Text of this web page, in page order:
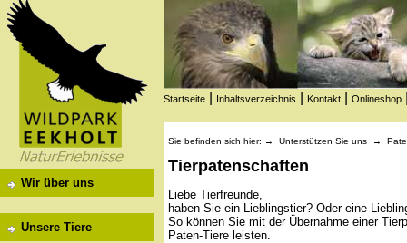
Startseite Inhaltsverzeichnis Kontakt Onlineshop
Wir über uns
Unsere Tiere
Sie befinden sich hier: → Unterstützen Sie uns →
Tierpatenschaften
Liebe Tierfreunde,
haben Sie ein Lieblingstier? Oder eine
So können Sie mit der Übernahme einer
Paten-Tiere leisten.